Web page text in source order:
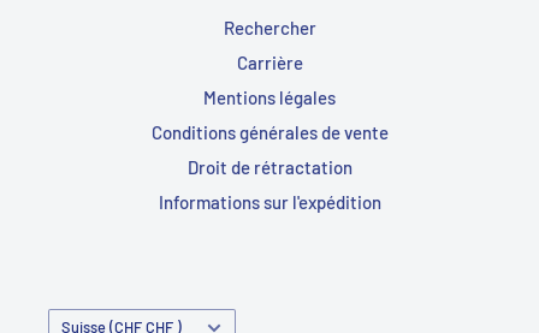
Rechercher
Carrière
Mentions légales
Conditions générales de vente
Droit de rétractation
Informations sur l'expédition
Pays/Région Suisse (CHF CHF )